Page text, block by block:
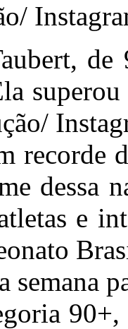
de
recorde
dessa
e
semana